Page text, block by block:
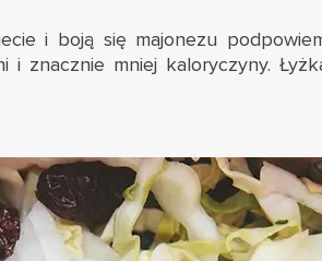
i boją się majonezu
znacznie mniej kaloryczyny.